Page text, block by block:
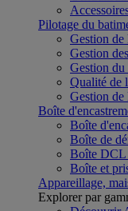
Pilotage du
Gestion de
Gestion
Gestion
Qualité de
Gestion de
Boîte
Boîte
Boîte de
Boîte DCL
Boîte et
Appareillage,
Explorer par